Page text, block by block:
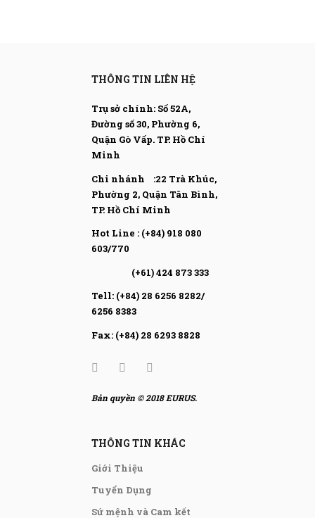
THÔNG TIN LIÊN HỆ
Trụ sở chính: Số 52A,
Đường số 30, Phường 6,
Quận Gò Vấp. TP. Hồ Chí
Minh
Chi nhánh :22 Trà Khúc,
Phường 2, Quận Tân Bình,
TP. Hồ Chí Minh
Hot Line : (+84) 918 080
603/770
(+61) 424 873 333
Tell: (+84) 28 6256 8282/
6256 8383
Fax: (+84) 28 6293 8828
Bản quyền © 2018 EURUS.
THÔNG TIN KHÁC
Giới Thiệu
Tuyển Dụng
Sứ mệnh và Cam kết